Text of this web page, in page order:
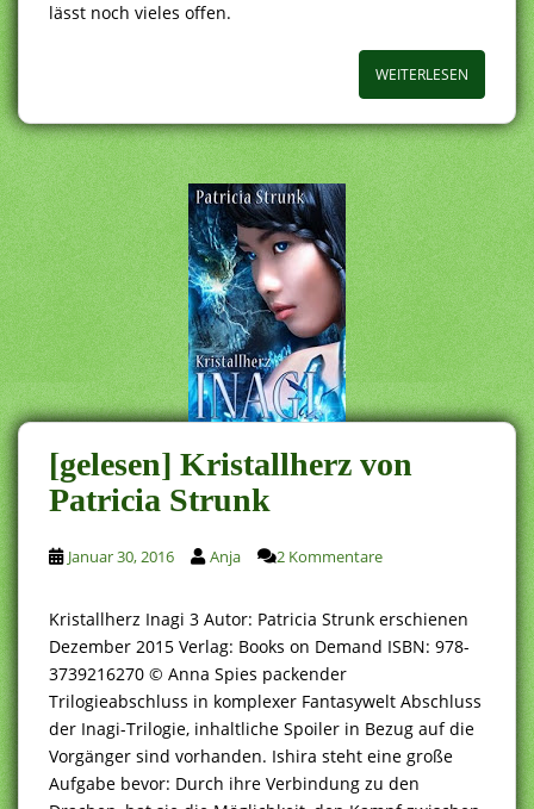
lässt noch vieles offen.
WEITERLESEN
[gelesen] Kristallherz von
Patricia Strunk
Januar 30, 2016 Anja 2 Kommentare
Kristallherz Inagi 3 Autor: Patricia Strunk erschienen
Dezember 2015 Verlag: Books on Demand ISBN: 978-
3739216270 © Anna Spies packender
Trilogieabschluss in komplexer Fantasywelt Abschluss
der Inagi-Trilogie, inhaltliche Spoiler in Bezug auf die
Vorgänger sind vorhanden. Ishira steht eine große
Aufgabe bevor: Durch ihre Verbindung zu den